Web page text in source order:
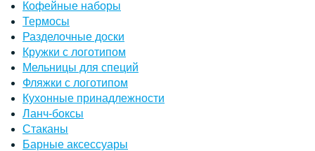
Кофейные наборы
Термосы
Разделочные доски
Кружки с логотипом
Мельницы для специй
Фляжки с логотипом
Кухонные принадлежности
Ланч-боксы
Стаканы
Барные аксессуары